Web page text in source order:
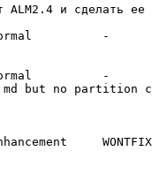
ALM2.4 и сделать ее
but no partition